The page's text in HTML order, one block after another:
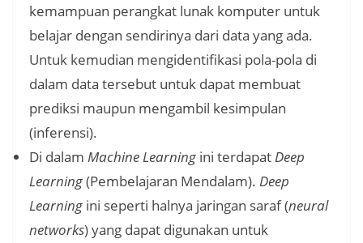
kemampuan perangkat lunak komputer untuk
belajar dengan sendirinya dari data yang ada.
Untuk kemudian mengidentifikasi pola-pola di
dalam data tersebut untuk dapat membuat
prediksi maupun mengambil kesimpulan
(inferensi).
Di dalam Machine Learning ini terdapat Deep
Learning(Pembelajaran Mendalam). Deep
Learning ini seperti halnya jaringan saraf (neural
networks) yang dapat digunakan untuk